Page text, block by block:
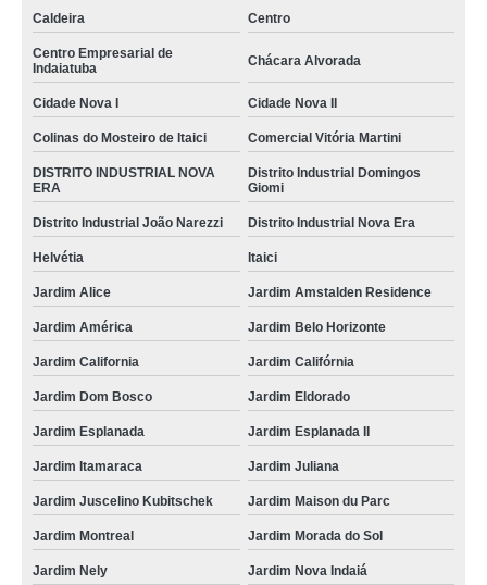
Caldeira Centro
Centro Empresarial de
Indaiatuba
Chácara Alvorada
Cidade Nova I Cidade Nova II
Colinas do Mosteiro de Itaici Comercial Vitória Martini
DISTRITO INDUSTRIAL NOVA
ERA
Distrito Industrial Domingos
Giomi
Distrito Industrial João Narezzi Distrito Industrial Nova Era
Helvétia Itaici
Jardim Alice Jardim Amstalden Residence
Jardim América Jardim Belo Horizonte
Jardim California Jardim Califórnia
Jardim Dom Bosco Jardim Eldorado
Jardim Esplanada Jardim Esplanada II
Jardim Itamaraca Jardim Juliana
Jardim Juscelino Kubitschek Jardim Maison du Parc
Jardim Montreal Jardim Morada do Sol
Jardim Nely Jardim Nova Indaiá